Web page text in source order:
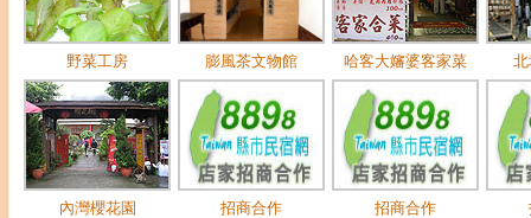
野菜工房 膨風茶文物館 哈客大嬸婆客家菜
內灣櫻花園 招商合作 招商合作